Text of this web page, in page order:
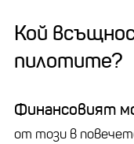
Кой
пилотите?
Финансовият
от този в